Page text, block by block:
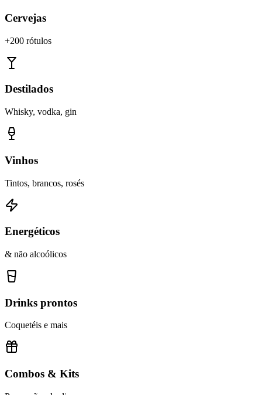
Cervejas
+200 rótulos
Destilados
Whisky, vodka, gin
Vinhos
Tintos, brancos, rosés
Energéticos
& não alcoólicos
Drinks prontos
Coquetéis e mais
Combos & Kits